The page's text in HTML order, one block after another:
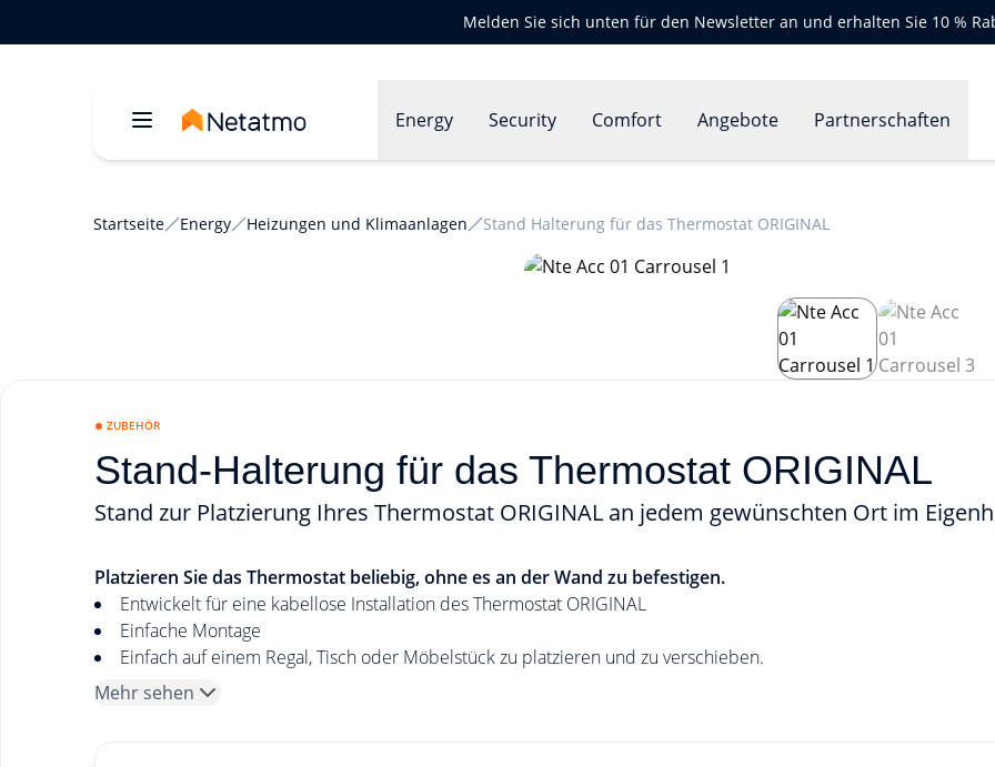
Melden Sie sich unten für den Newsletter an und erhalten Sie 10 %
Energy Security Comfort Angebote Partnerschaften
Startseite Energy Heizungen und Klimaanlagen Stand Halterung für das Thermostat ORIGINAL
ZUBEHÖR
Stand-Halterung für das Thermostat ORIGINAL
Stand zur Platzierung Ihres Thermostat ORIGINAL an jedem gewünschten Ort im
Platzieren Sie das Thermostat beliebig, ohne es an der Wand zu befestigen.
Entwickelt für eine kabellose Installation des Thermostat ORIGINAL
Einfache Montage
Einfach auf einem Regal, Tisch oder Möbelstück zu platzieren und zu verschieben.
Mehr sehen